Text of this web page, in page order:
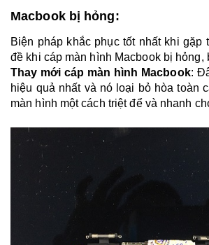
Macbook bị hỏng:
Biện pháp khắc phục tốt nhất khi gặp
đề khi cáp màn hình Macbook bị hỏng,
Thay mới cáp màn hình Macbook:
hiệu quả nhất và nó loại bỏ hòa toàn
màn hình một cách triệt để và nhanh